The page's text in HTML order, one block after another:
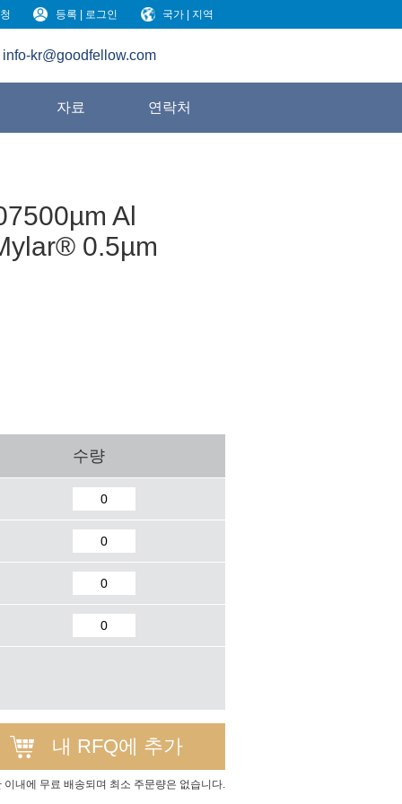
국가 | 지역
등록 | 로그인
info-kr@goodfellow.com
자료 연락처
Al
0.5µm
수량
내 RFQ에 추가
내에 무료 배송되며 최소 주문량은 없습니다.